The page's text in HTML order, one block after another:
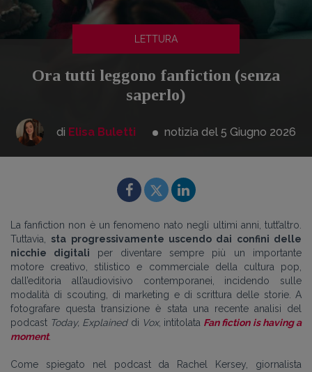
LETTURA
Ora tutti leggono fanfiction (senza
saperlo)
di Elisa Buletti notizia del 5 Giugno 2026
La fanfiction non è un fenomeno nato negli ultimi anni, tutt’altro.
Tuttavia, sta progressivamente uscendo dai confini delle
nicchie digitali per diventare sempre più un importante
motore creativo, stilistico e commerciale della cultura pop,
dall’editoria all’audiovisivo contemporanei, incidendo sulle
modalità di scouting, di marketing e di scrittura delle storie. A
fotografare questa transizione è stata una recente analisi del
podcast Today, Explaineddi Vox, intitolata Fan fiction is having a
moment.
Come spiegato nel podcast da Rachel Kersey, giornalista